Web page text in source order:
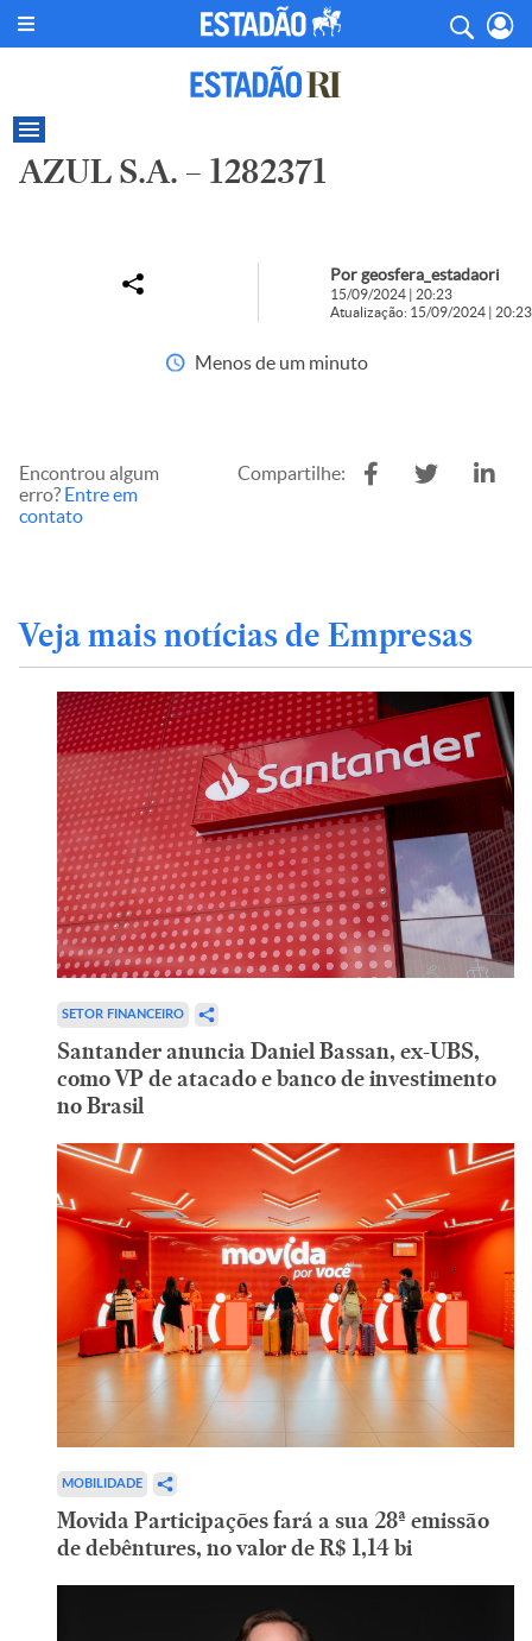
AZUL S.A. – 1282371
Por geosfera_estadaori
15/09/2024 | 20:23
Atualização: 15/09/2024 | 20:23
Menos de um minuto
Encontrou algum
erro? Entre em
contato
Compartilhe:
Veja mais notícias de Empresas
SETOR FINANCEIRO
Santander anuncia Daniel Bassan, ex-UBS,
como VP de atacado e banco de investimento
no Brasil
MOBILIDADE
Movida Participações fará a sua 28ª emissão
de debêntures, no valor de R$ 1,14 bi